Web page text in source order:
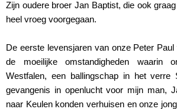
Zijn oudere broer Jan Baptist, die ook
heel vroeg voorgegaan.
De eerste levensjaren van onze Peter
de moeilijke omstandigheden waarin
Westfalen, een ballingschap in het verre
gevangenis in openlucht voor mijn man,
naar Keulen konden verhuisen en onze